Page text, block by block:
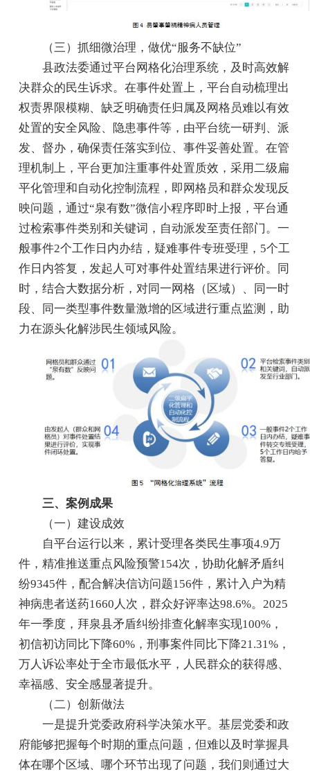
（三）抓细微治理，做优“服务不缺位”
县政法委通过平台网格化治理系统，及时高效解
决群众的民生诉求。在事件处置上，平台自动梳理出
权责界限模糊、缺乏明确责任归属及网格员难以有效
处置的安全风险、隐患事件等，由平台统一研判、派
发、督办，确保责任落实到位、事件妥善处置。在管
理机制上，平台更加注重事件处置质效，采用二级扁
平化管理和自动化控制流程，即网格员和群众发现反
映问题，通过“泉有数”微信小程序即时上报，平台通
过检索事件类别和关键词，自动派发至责任部门。一
般事件2个工作日内办结，疑难事件专班受理，5个工
作日内答复，发起人可对事件处置结果进行评价。同
时，结合大数据分析，对同一网格（区域）、同一时
段、同一类型事件数量激增的区域进行重点监测，助
力在源头化解涉民生领域风险。
三、案例成果
（一）建设成效
自平台运行以来，累计受理各类民生事项4.9万
件，精准推送重点风险预警154次，协助化解矛盾纠
纷9345件，配合解决信访问题156件，累计入户为精
神病患者送药1660人次，群众好评率达98.6%。2025
年一季度，拜泉县矛盾纠纷排查化解率实现100%，
初信初访同比下降60%，刑事案件同比下降21.31%，
万人诉讼率处于全市最低水平，人民群众的获得感、
幸福感、安全感显著提升。
（二）创新做法
一是提升党委政府科学决策水平。基层党委和政
府能够把握每个时期的重点问题，但难以及时掌握具
体在哪个区域、哪个环节出现了问题，我们则通过大